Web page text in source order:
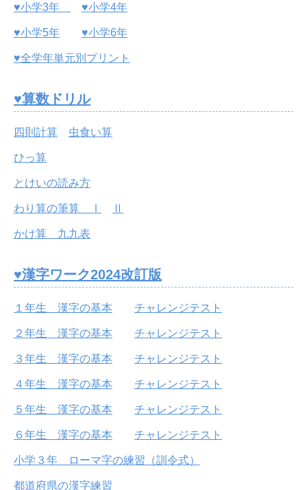
♥小学3年 ♥小学4年
♥小学5年 ♥小学6年
♥全学年単元別プリント
♥算数ドリル
四則計算 虫食い算
ひっ算
とけいの読み方
わり算の筆算 Ⅰ Ⅱ
かけ算 九九表
♥漢字ワーク2024改訂版
１年生 漢字の基本 チャレンジテスト
２年生 漢字の基本 チャレンジテスト
３年生 漢字の基本 チャレンジテスト
４年生 漢字の基本 チャレンジテスト
５年生 漢字の基本 チャレンジテスト
６年生 漢字の基本 チャレンジテスト
小学３年 ローマ字の練習（訓令式）
都道府県の漢字練習